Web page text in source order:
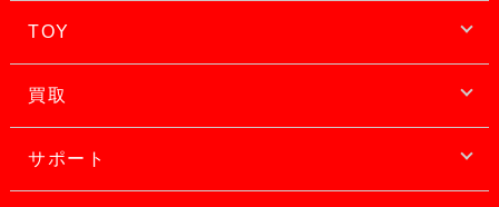
TOY
買取
サポート